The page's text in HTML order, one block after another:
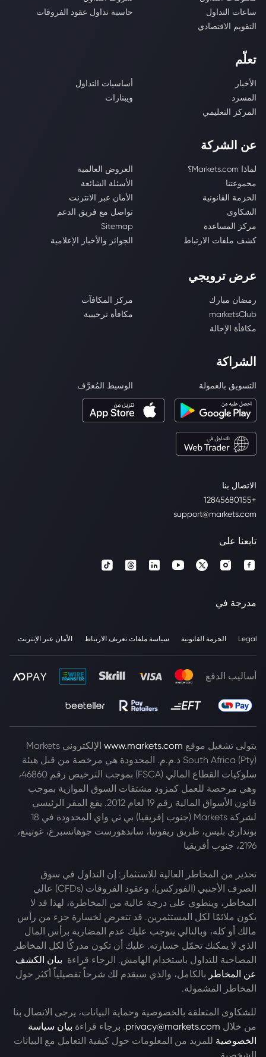
الاتصال بنا
+12845680155
support@markets.com
ساعات التداول
حاسبة تداول عقود الفروقات
التقويم الاقتصادي
تعلّم
الأخبار
أساسيات التداول
المسرد
ويبنارات
المركز التعليمي
عن الشركة
لماذا Markets.com؟
العروض العالمية
مجموعتنا
الأسئلة الشائعة
الحزمة القانونية
الأمان عبر الانترنت
الشكاوى
تواصل مع فريق الدعم
مركز المساعدة
Sitemap
كشف ملفات الارتباط
الجوائز والأخبار الإعلامية
عرض ترويجي
رمضان مبارك
مركز المكافآت
marketsClub
مكافأة ترحيبية
مكافأة الإحالة
الشراكة
التسويق بالعمولة الوسيط المُعرَّف
تابعنا على
مدرجة في
Legal الحزمة القانونية سياسة ملفات تعريف الارتباط الأمان عبر الإنترنت
أساليب الدفع
يتولى تشغيل موقع www.markets.com
الإلكتروني Markets
South Africa (Pty) ذ.م.م. المحدودة هي مرخصة من قبل هيئة
سلوكيات القطاع المالي (FSCA) بموجب الترخيص رقم 46860،
وهي مرخصة للعمل كمزود مشتقات السوق الموازية بموجب
قانون الأسواق المالية رقم 19 لعام 2012. يقع المقر الرئيسي
لشركة Markets (جنوب إفريقيا) بي تي واي المحدودة في 18
بونداري بليس، طريق ريفونيا، ساندهورست جوهانسبرغ، غوتينغ،
2196، جنوب أفريقيا
تحذير من المخاطر العالية للاستثمار: إن التداول في سوق
الصرف الأجنبي (الفوركس)، وعقود الفروقات (CFDs) عالي
المخاطر، وينطوي على درجة عالية من المخاطرة، لهذا قد لا
يكون ملائمًا لكل المستثمرين. قد تتعرض لخسارة جزء من رأس
مالك أو كله، وبالتالي يتوجب عليك عدم المضاربة برأس المال
الذي لا يمكنك تحمّل خسارته. عليك أن تكون مدركًا لكل المخاطر
المصاحبة للتداول باستخدام الهامش. الرجاء قراءة بيان الكشف
عن المخاطر بالكامل، والذي سيقدم لك شرحاً تفصيلياً أكثر حول
المخاطر المشمولة.
للشكاوى المتعلقة بالخصوصية وحماية البيانات، يرجى الاتصال بنا
من خلال privacy@markets.com. برجاء قراءة بيان سياسة
الخصوصية للمزيد من المعلومات حول كيفية التعامل مع البيانات